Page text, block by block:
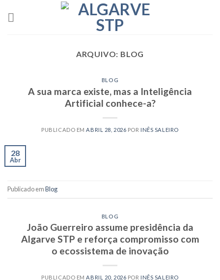
ARQUIVO: BLOG
BLOG
A sua marca existe, mas a Inteligência
Artificial conhece-a?
PUBLICADO EM ABRIL 28, 2026 POR INÊS SALEIRO
28
Abr
Publicado emBlog
BLOG
João Guerreiro assume presidência da
Algarve STP e reforça compromisso com
o ecossistema de inovação
PUBLICADO EMABRIL 20, 2026 POR INÊS SALEIRO